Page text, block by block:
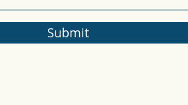
Submit